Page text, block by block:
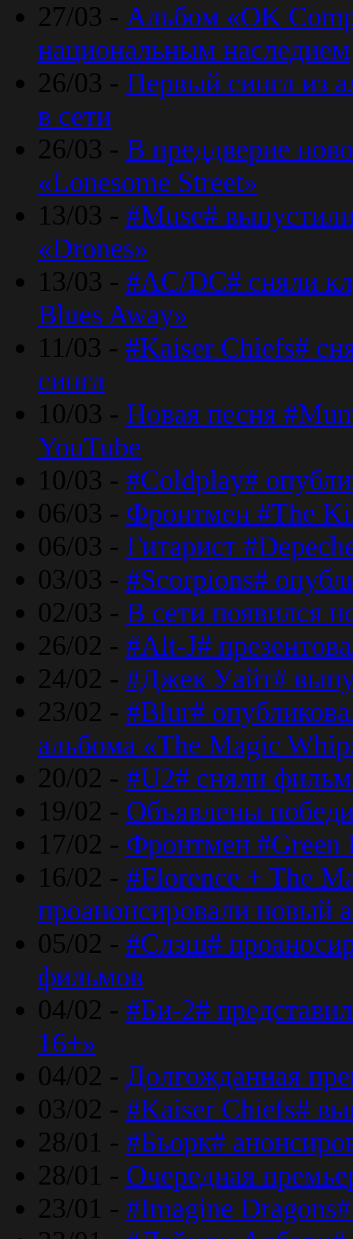
27/03 - Альбом «OK
национальным наследием
26/03 - Первый сингл из
в сети
26/03 - В преддверие
«Lonesome Street»
13/03 - #Muse#
«Drones»
13/03 - #AC/DC# сняли
Blues Away»
11/03 - #Kaiser Chiefs#
сингл
10/03 - Новая песня
YouTube
10/03 - #Coldplay#
06/03 - Фронтмен #The
06/03 - Гитарист
03/03 - #Scorpions#
02/03 - В сети появился
26/02 - #Alt-J#
24/02 - #Джек Уайт#
23/02 - #Blur#
альбома «The Magic
20/02 - #U2# сняли
19/02 - Объявлены
17/02 - Фронтмен #Green
16/02 - #Florence + The
проанонсировали новый
05/02 - #Слэш#
фильмов
04/02 - #Би-2#
16+»
04/02 - Долгожданная
03/02 - #Kaiser Chiefs#
28/01 - #Бьорк#
28/01 - Очередная
23/01 - #Imagine